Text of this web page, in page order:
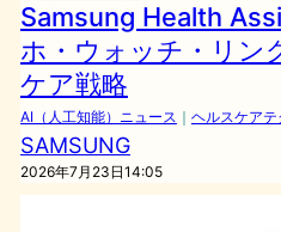
Samsung Health
ホ・ウォッチ・リン
ケア戦略
AI（人工知能）ニュース ｜ ヘルスケア
SAMSUNG
2026年7月23日14:05